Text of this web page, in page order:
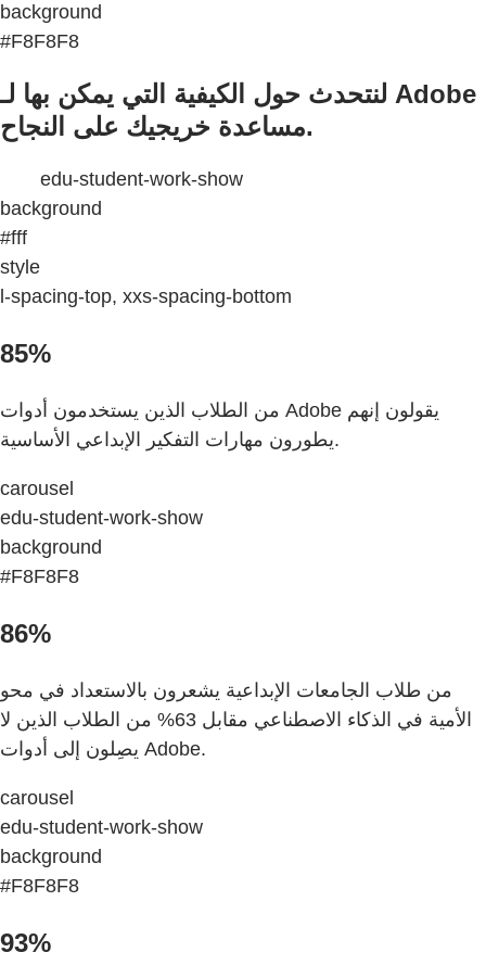
background
#F8F8F8
لنتحدث حول الكيفية التي يمكن بها لـ Adobe
مساعدة خريجيك على النجاح.
edu-student-work-show
background
#fff
style
l-spacing-top, xxs-spacing-bottom
85%
من الطلاب الذين يستخدمون أدوات Adobe يقولون إنهم
يطورون مهارات التفكير الإبداعي الأساسية.
carousel
edu-student-work-show
background
#F8F8F8
86%
من طلاب الجامعات الإبداعية يشعرون بالاستعداد في محو
الأمية في الذكاء الاصطناعي مقابل 63% من الطلاب الذين لا
يصِلون إلى أدوات Adobe.
carousel
edu-student-work-show
background
#F8F8F8
93%